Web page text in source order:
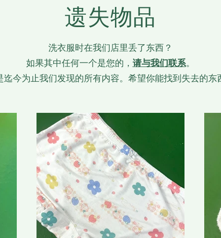
遗失物品
洗衣服时在我们店里丢了东西？
如果其中任何一个是您的， 请与我们联系。
迄今为止我们发现的所有内容。希望你能找到失去的东